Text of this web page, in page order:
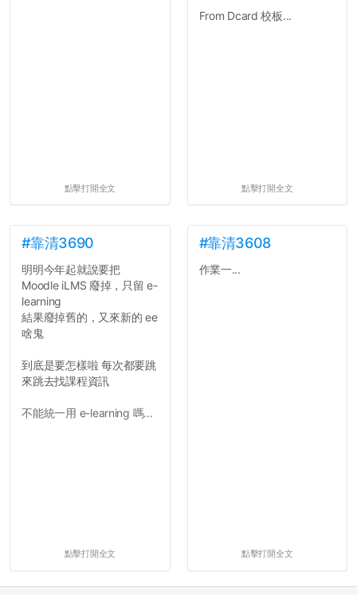
點擊打開全文
From Dcard 校板...
點擊打開全文
#靠清3690
明明今年起就說要把
Moodle iLMS 廢掉，只留 e-
learning
結果廢掉舊的，又來新的 ee
啥鬼
到底是要怎樣啦 每次都要跳
來跳去找課程資訊
不能統一用 e-learning 嗎...
點擊打開全文
#靠清3608
作業一...
點擊打開全文